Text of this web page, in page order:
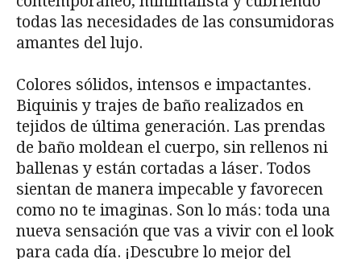
todas las necesidades de las consumidoras
amantes del lujo.
Colores sólidos, intensos e impactantes.
Biquinis y trajes de baño realizados en
tejidos de última generación. Las prendas
de baño moldean el cuerpo, sin rellenos ni
ballenas y están cortadas a láser. Todos
sientan de manera impecable y favorecen
como no te imaginas. Son lo más: toda una
nueva sensación que vas a vivir con el look
para cada día. ¡Descubre lo mejor del